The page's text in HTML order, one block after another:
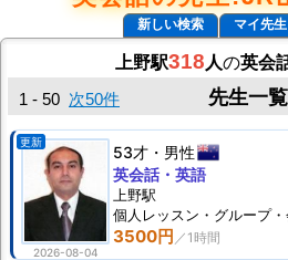
新しい検索 マイ先
上野駅318 人の英会
先生一覧
1 - 50 次50件
更新
2026-08-04
53才 男性
3500円
英会話・英語
上野駅
個人 レッスン ・グループ